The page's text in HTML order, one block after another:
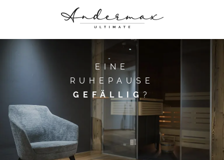
SCHICK WOHNEN
KULINARISCHE GENÜSSE
ROOFTOP RETREAT & CO.
HAUTNAH DABEI
EINE
RUHEPAUSE
GEFÄLLIG ?